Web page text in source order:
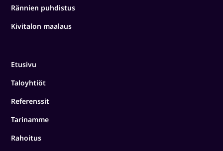
Rännien puhdistus
Kivitalon maalaus
Etusivu
Taloyhtiöt
Referenssit
Tarinamme
Rahoitus